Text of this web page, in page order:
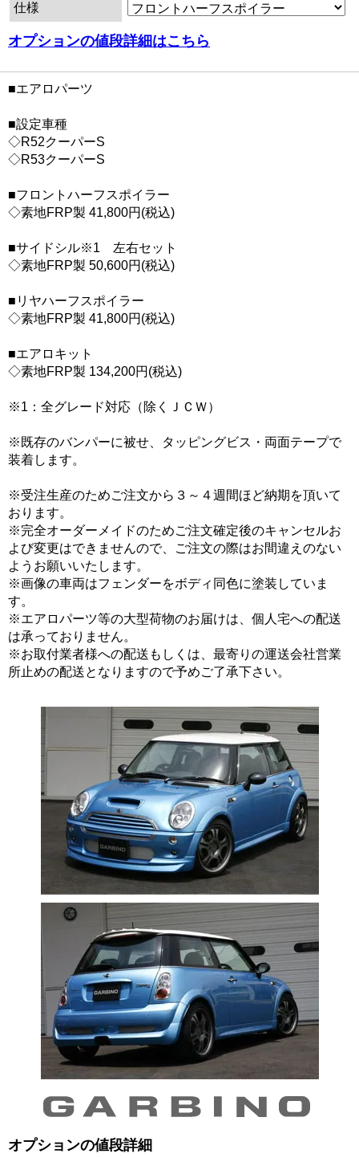
仕様
オプションの値段詳細はこちら
■エアロパーツ
■設定車種
◇R52クーパーS
◇R53クーパーS
■フロントハーフスポイラー
◇素地FRP製 41,800円(税込)
■サイドシル※1 左右セット
◇素地FRP製 50,600円(税込)
■リヤハーフスポイラー
◇素地FRP製 41,800円(税込)
■エアロキット
◇素地FRP製 134,200円(税込)
※1：全グレード対応（除くＪＣＷ）
※既存のバンパーに被せ、タッピングビス・両面テープで
装着します。
※受注生産のためご注文から３～４週間ほど納期を頂いて
おります。
※完全オーダーメイドのためご注文確定後のキャンセルお
よび変更はできませんので、ご注文の際はお間違えのない
ようお願いいたします。
※画像の車両はフェンダーをボディ同色に塗装していま
す。
※エアロパーツ等の大型荷物のお届けは、個人宅への配送
は承っておりません。
※お取付業者様への配送もしくは、最寄りの運送会社営業
所止めの配送となりますので予めご了承下さい。
オプションの値段詳細